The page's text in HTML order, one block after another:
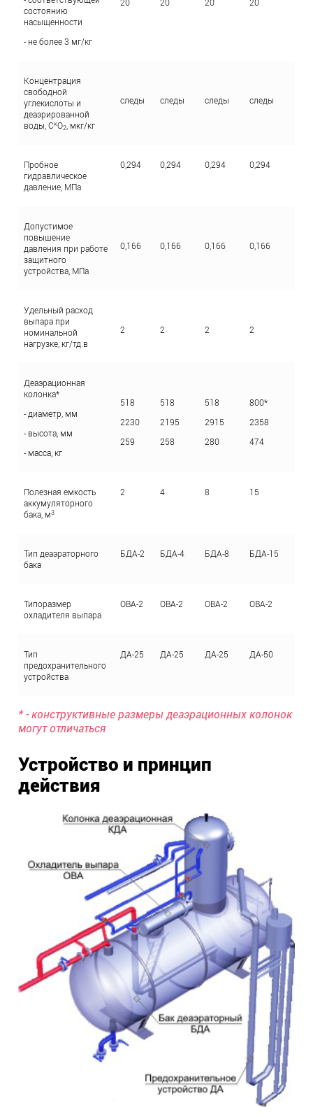
состоянию
насыщенности
- не более 3 мг/кг
Концентрация
свободной
углекислоты и
деаэрированной
воды, СкО2 , мкг/кг
следы следы следы следы
Пробное
гидравлическое
давление, МПа
0,294 0,294 0,294 0,294
Допустимое
повышение
давления при работе
защитного
устройства, МПа
0,166 0,166 0,166 0,166
Удельный расход
выпара при
номинальной
нагрузке, кг/тд.в
2 2 2 2
Деаэрационная
колонка*
- диаметр, мм
- высота, мм
- масса, кг
518
2230
259
518
2195
258
518
2915
280
800*
2358
474
Полезная емкость
аккумуляторного
бака, м3
2 4 8 15
Тип деаэраторного
бака
БДА-2 БДА-4 БДА-8 БДА-15
Типоразмер
охладителя выпара
ОВА-2 ОВА-2 ОВА-2 ОВА-2
Тип
предохранительного
устройства
ДА-25 ДА-25 ДА-25 ДА-50
* - конструктивные размеры деаэрационных колонок
могут отличаться
Устройство и принцип
действия